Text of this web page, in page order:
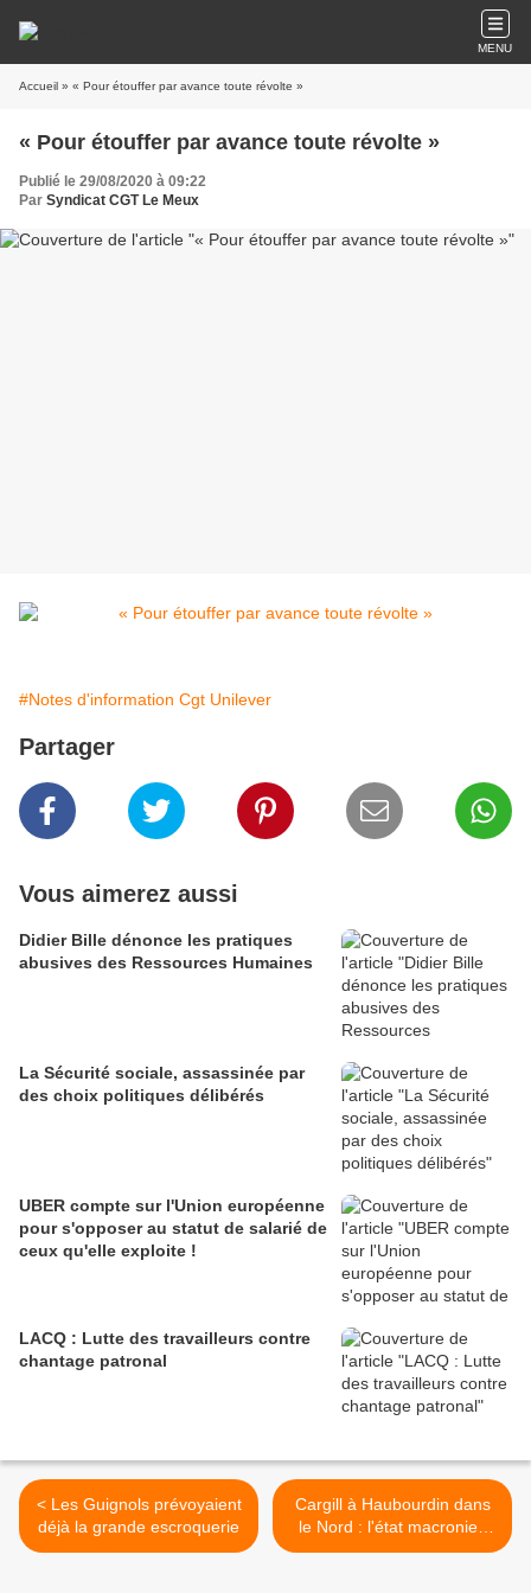
MENU
Accueil » « Pour étouffer par avance toute révolte »
« Pour étouffer par avance toute révolte »
Publié le 29/08/2020 à 09:22
Par Syndicat CGT Le Meux
#Notes d'information Cgt Unilever
Partager
Vous aimerez aussi
Didier Bille dénonce les pratiques
abusives des Ressources Humaines
La Sécurité sociale, assassinée par
des choix politiques délibérés
UBER compte sur l'Union européenne
pour s'opposer au statut de salarié de
ceux qu'elle exploite !
LACQ : Lutte des travailleurs contre
chantage patronal
< Les Guignols prévoyaient
déjà la grande escroquerie
Cargill à Haubourdin dans
le Nord : l'état macronien
autorise les licenciements,